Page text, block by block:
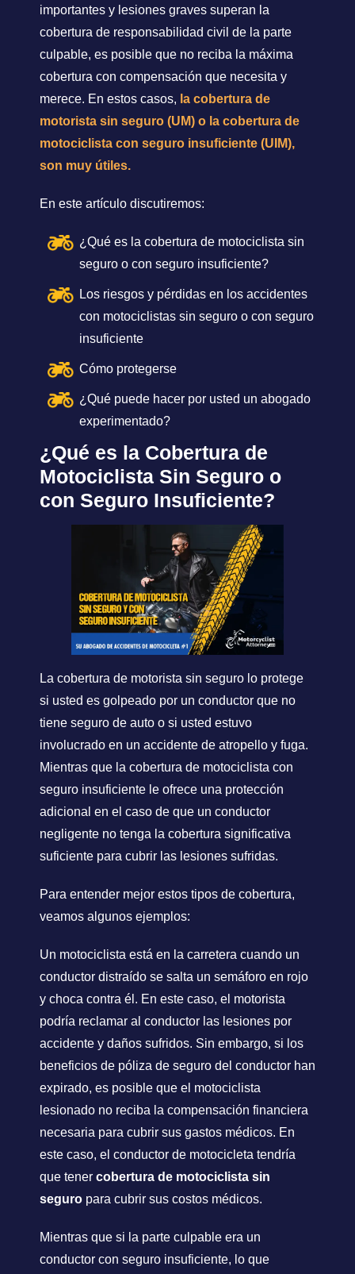
importantes y lesiones graves superan la
cobertura de responsabilidad civil de la parte
culpable, es posible que no reciba la máxima
cobertura con compensación que necesita y
merece. En estos casos, la cobertura de
motorista sin seguro (UM) o la cobertura de
motociclista con seguro insuficiente (UIM),
son muy útiles.
En este artículo discutiremos:
¿Qué es la cobertura de motociclista sin
seguro o con seguro insuficiente?
Los riesgos y pérdidas en los accidentes
con motociclistas sin seguro o con seguro
insuficiente
Cómo protegerse
¿Qué puede hacer por usted un abogado
experimentado?
¿Qué es la Cobertura de
Motociclista Sin Seguro o
con Seguro Insuficiente?
La cobertura de motorista sin seguro lo protege
si usted es golpeado por un conductor que no
tiene seguro de auto o si usted estuvo
involucrado en un accidente de atropello y fuga.
Mientras que la cobertura de motociclista con
seguro insuficiente le ofrece una protección
adicional en el caso de que un conductor
negligente no tenga la cobertura significativa
suficiente para cubrir las lesiones sufridas.
Para entender mejor estos tipos de cobertura,
veamos algunos ejemplos:
Un motociclista está en la carretera cuando un
conductor distraído se salta un semáforo en rojo
y choca contra él. En este caso, el motorista
podría reclamar al conductor las lesiones por
accidente y daños sufridos. Sin embargo, si los
beneficios de póliza de seguro del conductor han
expirado, es posible que el motociclista
lesionado no reciba la compensación financiera
necesaria para cubrir sus gastos médicos. En
este caso, el conductor de motocicleta tendría
que tener cobertura de motociclista sin
seguro para cubrir sus costos médicos.
Mientras que si la parte culpable era un
conductor con seguro insuficiente, lo que